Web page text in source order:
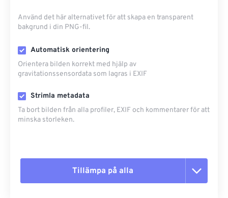
Använd det här alternativet för att skapa en transparent
bakgrund i din PNG-fil.
Automatisk orientering
Orientera bilden korrekt med hjälp av
gravitationssensordata som lagras i EXIF
Strimla metadata
Ta bort bilden från alla profiler, EXIF ​​och kommentarer för att
minska storleken.
Tillämpa på alla